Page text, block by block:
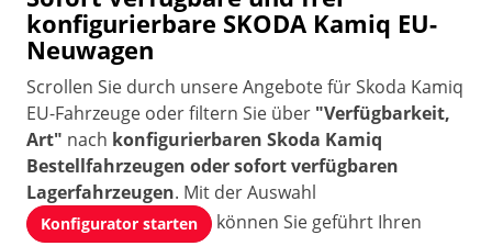
konfigurierbare SKODA Kamiq EU-
Neuwagen
Scrollen Sie durch unsere Angebote für Skoda Kamiq
EU-Fahrzeuge oder filtern Sie über "Verfügbarkeit,
Art" nach konfigurierbaren Skoda Kamiq
Bestellfahrzeugen oder sofort verfügbaren
Lagerfahrzeugen. Mit der Auswahl
Konfigurator starten
können Sie geführt Ihren